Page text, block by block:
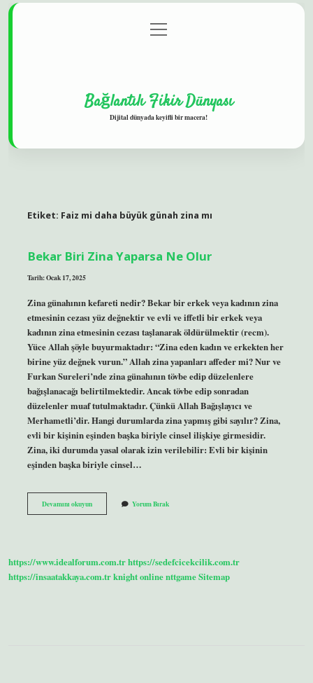
Gizlilik Politikası
menüyü
aç
Bağlantılı Fikir Dünyası
Dijital dünyada keyifli bir macera!
Etiket: Faiz mi daha büyük günah zina mı
Bekar Biri Zina Yaparsa Ne Olur
Tarih: Ocak 17, 2025
Zina günahının kefareti nedir? Bekar bir erkek veya kadının zina
etmesinin cezası yüz değnektir ve evli ve iffetli bir erkek veya
kadının zina etmesinin cezası taşlanarak öldürülmektir (recm).
Yüce Allah şöyle buyurmaktadır: “Zina eden kadın ve erkekten her
birine yüz değnek vurun.” Allah zina yapanları affeder mi? Nur ve
Furkan Sureleri’nde zina günahının tövbe edip düzelenlere
bağışlanacağı belirtilmektedir. Ancak tövbe edip sonradan
düzelenler muaf tutulmaktadır. Çünkü Allah Bağışlayıcı ve
Merhametli’dir. Hangi durumlarda zina yapmış gibi sayılır? Zina,
evli bir kişinin eşinden başka biriyle cinsel ilişkiye girmesidir.
Zina, iki durumda yasal olarak izin verilebilir: Evli bir kişinin
eşinden başka biriyle cinsel…
Devamını okuyunBekar
Biri
Yorum Bırak
https://www.idealforum.com.trhttps://sedefcicekcilik.com.tr
https://insaatakkaya.com.trknight onlinenttgameSitemap